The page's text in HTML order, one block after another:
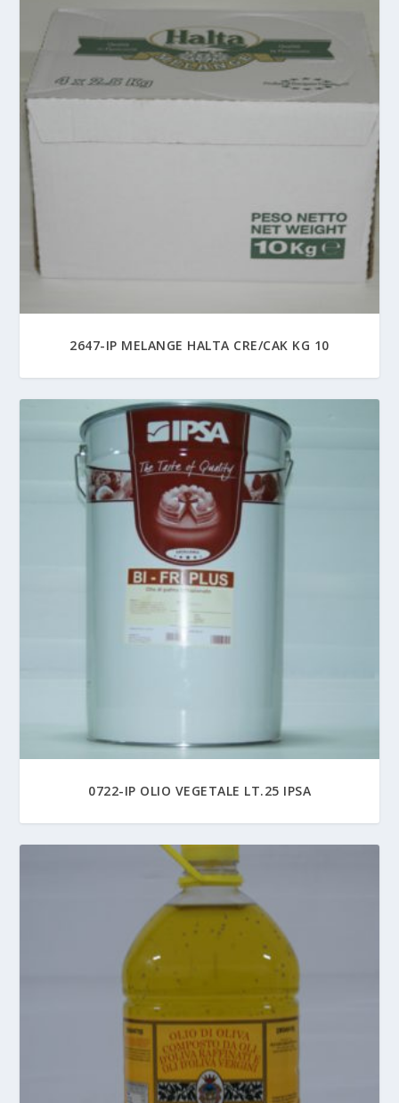
2647-IP MELANGE HALTA CRE/CAK KG 10
0722-IP OLIO VEGETALE LT.25 IPSA